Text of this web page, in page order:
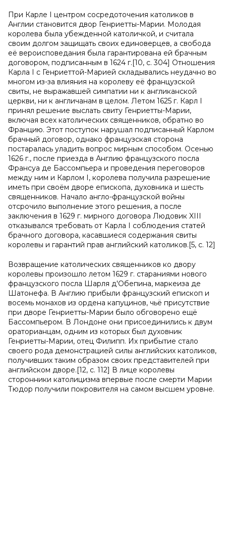
При Карле I центром сосредоточения католиков в
Англии становится двор Генриетты-Марии. Молодая
королева была убежденной католичкой, и считала
своим долгом защищать своих единоверцев, а свобода
её вероисповедания была гарантирована ей брачным
договором, подписанным в 1624 г.[10, с. 304] Отношения
Карла I с Генриеттой-Марией складывались неудачно во
многом из-за влияния на королеву её французской
свиты, не выражавшей симпатии ни к англиканской
церкви, ни к англичанам в целом. Летом 1625 г. Карл I
принял решение выслать свиту Генриетты-Марии,
включая всех католических священников, обратно во
Францию. Этот поступок нарушал подписанный Карлом
брачный договор, однако французская сторона
постаралась уладить вопрос мирным способом. Осенью
1626 г., после приезда в Англию французского посла
Франсуа де Бассомпьера и проведения переговоров
между ним и Карлом I, королева получила разрешение
иметь при своём дворе епископа, духовника и шесть
священников. Начало англо-французской войны
отсрочило выполнение этого решения, а после
заключения в 1629 г. мирного договора Людовик XIII
отказывался требовать от Карла I соблюдения статей
брачного договора, касавшиеся содержания свиты
королевы и гарантий прав английский католиков.[5, с. 12]
Возвращение католических священников ко двору
королевы произошло летом 1629 г. стараниями нового
французского посла Шарля д'Обепина, маркеиза де
Шатонефа. В Англию прибыли французский епископ и
восемь монахов из ордена капуцинов, чьё присутствие
при дворе Генриетты-Марии было обговорено ещё
Бассомпьером. В Лондоне они присоединились к двум
ораторианцам, одним из которых был духовник
Генриетты-Марии, отец Филипп. Их прибытие стало
своего рода демонстрацией силы английских католиков,
получивших таким образом своих представителей при
английском дворе.[12, с. 112] В лице королевы
сторонники католицизма впервые после смерти Марии
Тюдор получили покровителя на самом высшем уровне.